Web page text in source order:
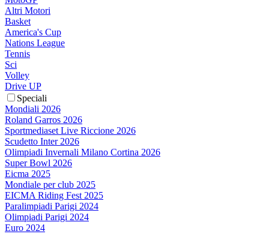
Altri Motori
Basket
America's Cup
Nations League
Tennis
Sci
Volley
Drive UP
Speciali
Mondiali 2026
Roland Garros 2026
Sportmediaset Live Riccione 2026
Scudetto Inter 2026
Olimpiadi Invernali Milano Cortina 2026
Super Bowl 2026
Eicma 2025
Mondiale per club 2025
EICMA Riding Fest 2025
Paralimpiadi Parigi 2024
Olimpiadi Parigi 2024
Euro 2024